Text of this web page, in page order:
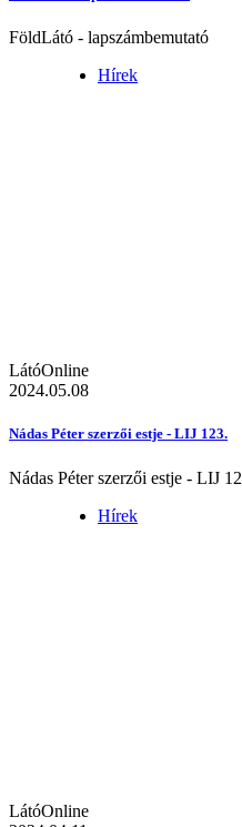
FöldLátó - lapszámbemutató
Hírek
LátóOnline
2024.05.08
Nádas Péter szerzői estje - LIJ 123.
Nádas Péter szerzői estje - LIJ
Hírek
LátóOnline